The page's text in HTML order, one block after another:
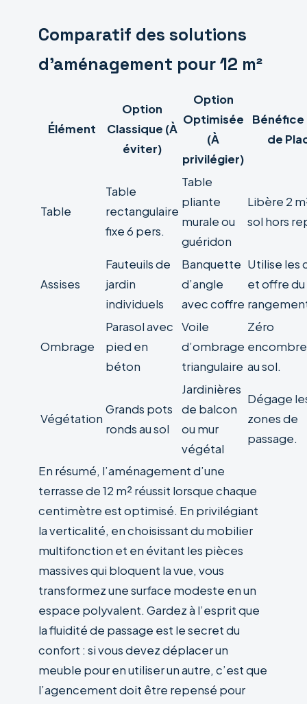
Comparatif des solutions
d’aménagement pour 12 m²
Élément
Option
Classique (À
éviter)
Option
Optimisée
(À
privilégier)
Bénéfice
de
Table
Table
rectangulaire
fixe 6 pers.
Table
pliante
murale ou
guéridon
Libère 2
sol hors
Assises
Fauteuils de
jardin
individuels
Banquette
d’angle
avec coffre
Utilise les
et offre du
Ombrage
Parasol avec
pied en
béton
Voile
d’ombrage
triangulaire
Zéro
au sol.
Végétation
Grands pots
ronds au sol
Jardinières
de balcon
ou mur
végétal
Dégage
zones de
passage.
En résumé, l’aménagement d’une
terrasse de 12 m² réussit lorsque chaque
centimètre est optimisé. En privilégiant
la verticalité, en choisissant du mobilier
multifonction et en évitant les pièces
massives qui bloquent la vue, vous
transformez une surface modeste en un
espace polyvalent. Gardez à l’esprit que
la fluidité de passage est le secret du
confort : si vous devez déplacer un
meuble pour en utiliser un autre, c’est que
l’agencement doit être repensé pour